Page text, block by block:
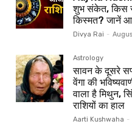
शुभ संकेत, किस
किस्मत? जानें
Divya Rai -
Astrology
सावन के दूसरे
वेंगा की
वाला है मिथुन,
राशियों का हाल
Aarti Kushwaha -